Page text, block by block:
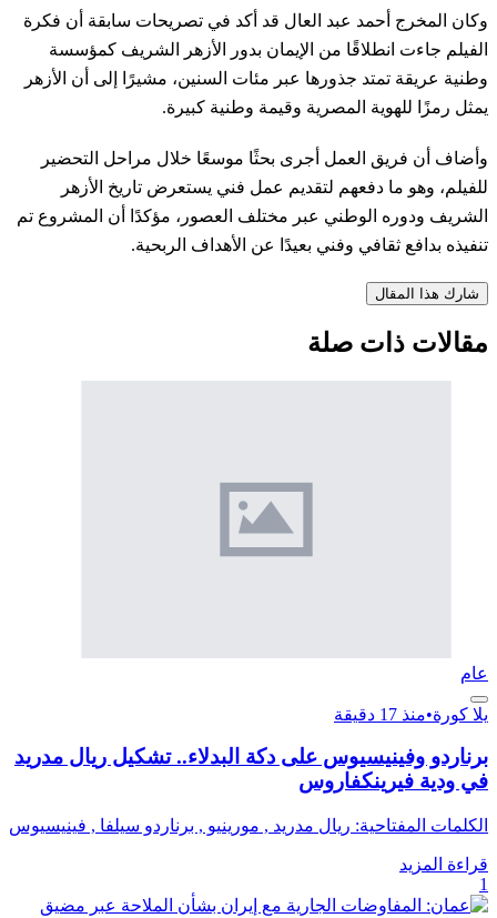
وكان المخرج أحمد عبد العال قد أكد في تصريحات سابقة أن فكرة
الفيلم جاءت انطلاقًا من الإيمان بدور الأزهر الشريف كمؤسسة
وطنية عريقة تمتد جذورها عبر مئات السنين، مشيرًا إلى أن الأزهر
يمثل رمزًا للهوية المصرية وقيمة وطنية كبيرة.
وأضاف أن فريق العمل أجرى بحثًا موسعًا خلال مراحل التحضير
للفيلم، وهو ما دفعهم لتقديم عمل فني يستعرض تاريخ الأزهر
الشريف ودوره الوطني عبر مختلف العصور، مؤكدًا أن المشروع تم
تنفيذه بدافع ثقافي وفني بعيدًا عن الأهداف الربحية.
شارك هذا المقال
مقالات ذات صلة
عام
يلا كورة•منذ 17 دقيقة
برناردو وفينيسيوس على دكة البدلاء.. تشكيل ريال مدريد
في ودية فيرينكفاروس
الكلمات المفتاحية: ريال مدريد , مورينيو , برناردو سيلفا , فينيسيوس
قراءة المزيد
1